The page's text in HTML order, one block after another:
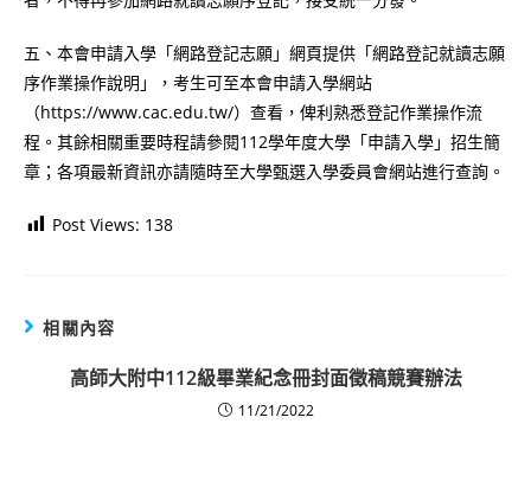
五、本會申請入學「網路登記志願」網頁提供「網路登記就讀志願
序作業操作說明」，考生可至本會申請入學網站
（https://www.cac.edu.tw/）查看，俾利熟悉登記作業操作流
程。其餘相關重要時程請參閱112學年度大學「申請入學」招生簡
章；各項最新資訊亦請隨時至大學甄選入學委員會網站進行查詢。
Post Views: 138
相關內容
高師大附中112級畢業紀念冊封面徵稿競賽辦法
11/21/2022